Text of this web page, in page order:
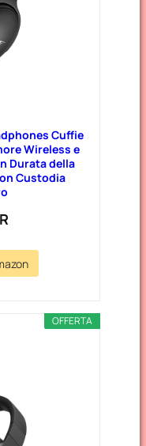
Cuffie
Wireless e
Durata della
Custodia
OFFERTA